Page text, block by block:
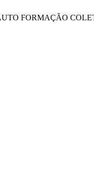
FORMAÇÃO